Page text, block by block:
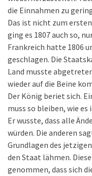
die Einnahmen zu
Das ist nicht zum
ging es 1807 auch so,
Frankreich hatte 1806
geschlagen. Die
Land musste
wieder auf die Beine
Der König beriet sich.
muss so bleiben, wie es
Er wusste, dass alle
würden. Die anderen
Grundlagen des
den Staat lähmen.
genommen, dass sich